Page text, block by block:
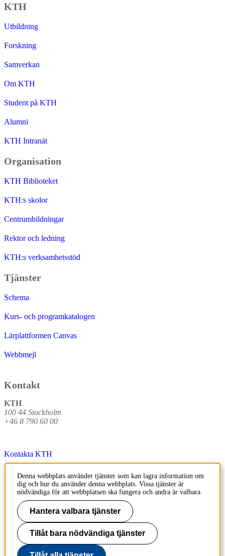
KTH
Utbildning
Forskning
Samverkan
Om KTH
Student på KTH
Alumni
KTH Intranät
Organisation
KTH Biblioteket
KTH:s skolor
Centrumbildningar
Rektor och ledning
KTH:s verksamhetsstöd
Tjänster
Schema
Kurs- och programkatalogen
Lärplattformen Canvas
Webbmejl
Kontakt
KTH
100 44 Stockholm
+46 8 790 60 00
Kontakta KTH
Jobba på KTH
Press och media
Faktura och betalning KTH
Om KTH:s webbplatser
Tillgänglighetsredogörelse
Denna webbplats använder tjänster som kan lagra information om
dig och hur du använder denna webbplats. Vissa tjänster är
nödvändiga för att webbplatsen ska fungera och andra är valbara.
Hantera valbara tjänster
Tillåt bara nödvändiga tjänster